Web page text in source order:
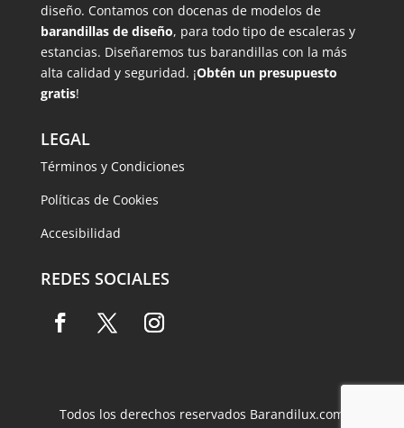
diseño. Contamos con docenas de modelos de
barandillas de diseño, para todo tipo de escaleras y
estancias. Diseñaremos tus barandillas con la más
alta calidad y seguridad. ¡Obtén un presupuesto
gratis!
LEGAL
Términos y Condiciones
Políticas de Cookies
Accesibilidad
REDES SOCIALES
Todos los derechos reservados Barandilux.com